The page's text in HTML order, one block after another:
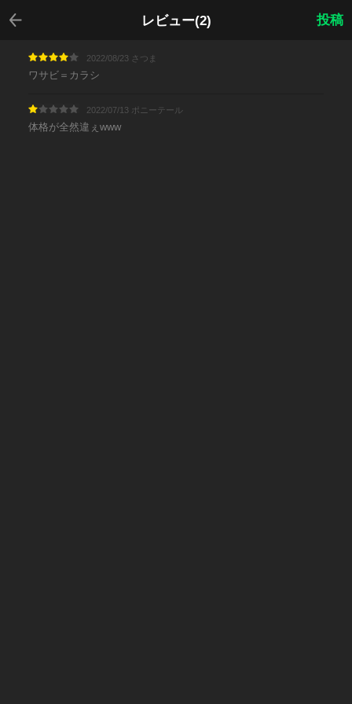
レビュー(2)
戻る
投稿
2022/08/23 さつま
ワサビ＝カラシ
2022/07/13 ポニーテール
体格が全然違ぇwww